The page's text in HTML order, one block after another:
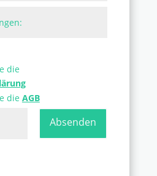
die
die AGB
Absenden